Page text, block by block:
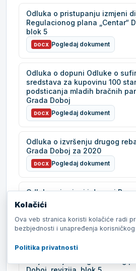
Odluka o pristupanju izmjeni
Regulacionog plana „Centar“
blok 5
DOCX Pogledaj dokument
Odluka o dopuni Odluke o
sredstava za kupovinu 100
podsticanja mladih bračnih
Grada Doboj
DOCX Pogledaj dokument
Odluka o izvršenju drugog
Grada Doboj za 2020
DOCX Pogledaj dokument
Odluka o izmjeni i dopuni
aktivnosti za utvrđivanje
prostora za 2020-2021. godinu
DOCX Pogledaj dokument
Odluka o imenovanju Savjeta
Kolačići
Ova veb stranica koristi kolačiće radi
bezbjednosti i unapređenja korisničkog
Politika privatnosti